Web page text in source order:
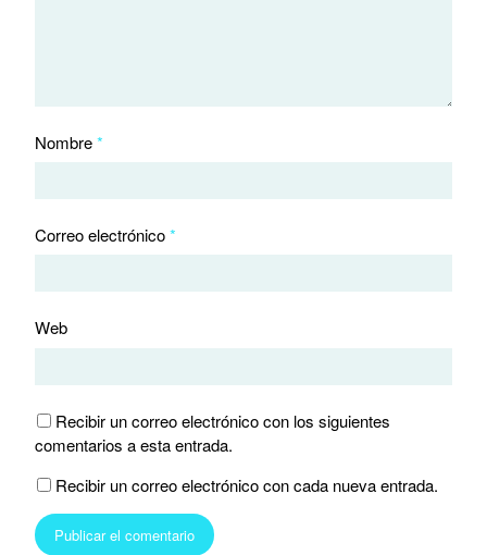
Nombre*
Correo electrónico*
Web
Recibir un correo electrónico con los siguientes
comentarios a esta entrada.
Recibir un correo electrónico con cada nueva entrada.